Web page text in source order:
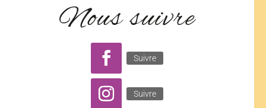
Nous suivre
Suivre
Suivre